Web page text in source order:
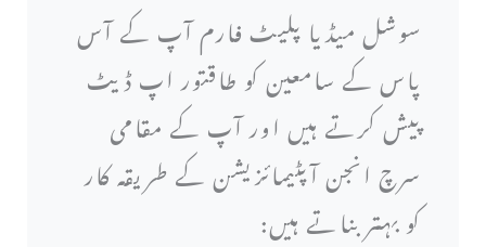
سوشل میڈیا پلیٹ فارم آپ کے آس
پاس کے سامعین کو طاقتور اپ ڈیٹ
پیش کرتے ہیں اور آپ کے مقامی
سرچ انجن آپٹیمائزیشن کے طریقہ کار
کو بہتر بناتے ہیں: